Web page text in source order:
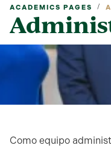
ACADEMICS PAGES /
Como equipo